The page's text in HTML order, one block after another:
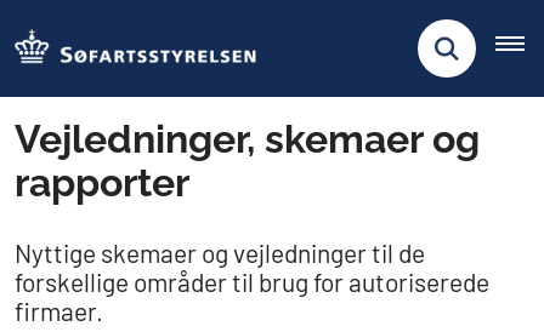
Vejledninger, skemaer og
rapporter
Nyttige skemaer og vejledninger til de
forskellige områder til brug for autoriserede
firmaer.